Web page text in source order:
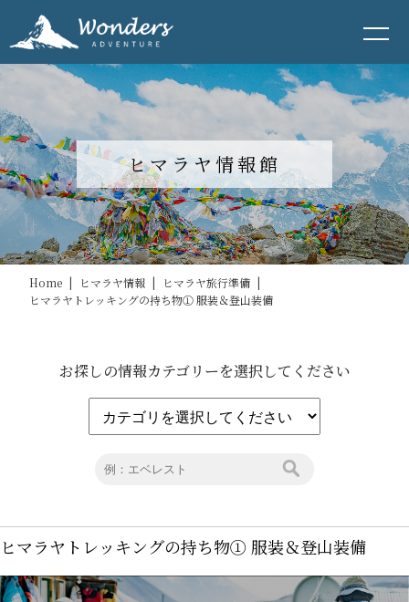
ヒマラヤ情報館
Home | ヒマラヤ情報 | ヒマラヤ旅行準備 |
ヒマラヤトレッキングの持ち物① 服装＆登山装備
お探しの情報カテゴリーを選択してください
ヒマラヤトレッキングの持ち物① 服装＆登山装備